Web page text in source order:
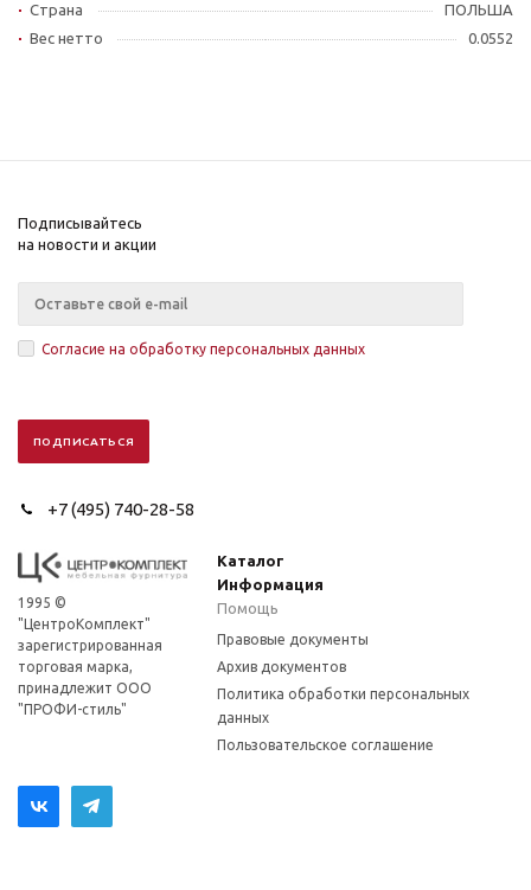
Страна
ПОЛЬША
Вес нетто
0.0552
Подписывайтесь
на новости и акции
Согласие на обработку персональных данных
+7 (495) 740-28-58
1995 ©
"ЦентроКомплект"
зарегистрированная
торговая марка,
принадлежит ООО
"ПРОФИ-стиль"
Каталог
Информация
Помощь
Правовые документы
Архив документов
Политика обработки персональных
данных
Пользовательское соглашение